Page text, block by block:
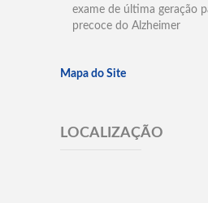
exame de última geração
precoce do Alzheimer
Mapa do Site
LOCALIZAÇÃO